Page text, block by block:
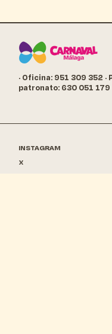
· Oficina: 951 309 352 ·
patronato: 630 051 179
INSTAGRAM
X